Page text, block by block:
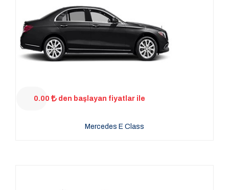
0.00 den başlayan fiyatlar ile
Mercedes E Class